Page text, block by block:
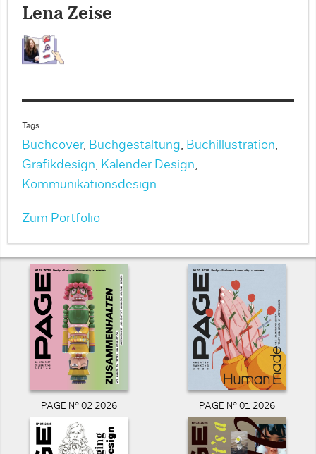
Lena Zeise
Tags
Buchcover, Buchgestaltung, Buchillustration,
Grafikdesign, Kalender Design,
Kommunikationsdesign
Zum Portfolio
PAGE N° 02 2026 PAGE N° 01 2026